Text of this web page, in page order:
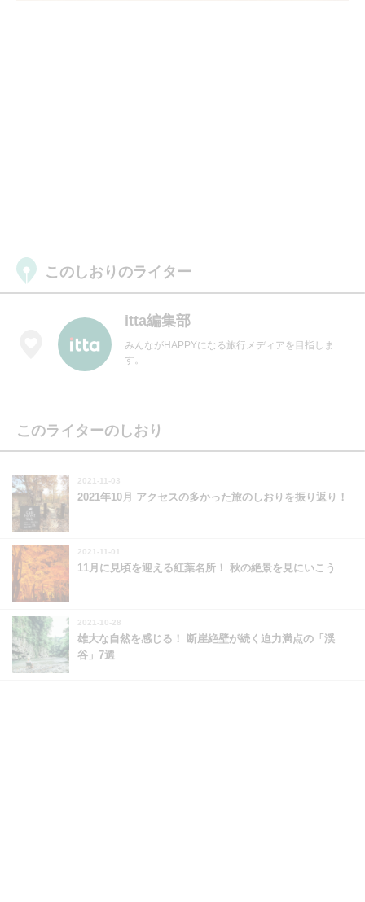
このしおりのライター
itta編集部
みんながHAPPYになる旅行メディアを目指しま
す。
このライターのしおり
2021-11-03
2021年10月 アクセスの多かった旅のしおりを振り返り！
2021-11-01
11月に見頃を迎える紅葉名所！ 秋の絶景を見にいこう
2021-10-28
雄大な自然を感じる！ 断崖絶壁が続く迫力満点の「渓
谷」7選